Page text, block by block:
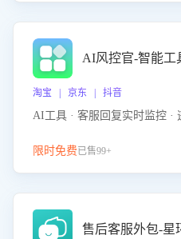
AI风控官-智能工
淘宝 | 京东 | 抖音
AI工具 · 客服回复实时监控 ·
限时免费已售99+
售后客服外包-星